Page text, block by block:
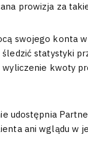
prowizja za
swojego konta
statystyki
kwoty
udostępnia
ani wglądu w